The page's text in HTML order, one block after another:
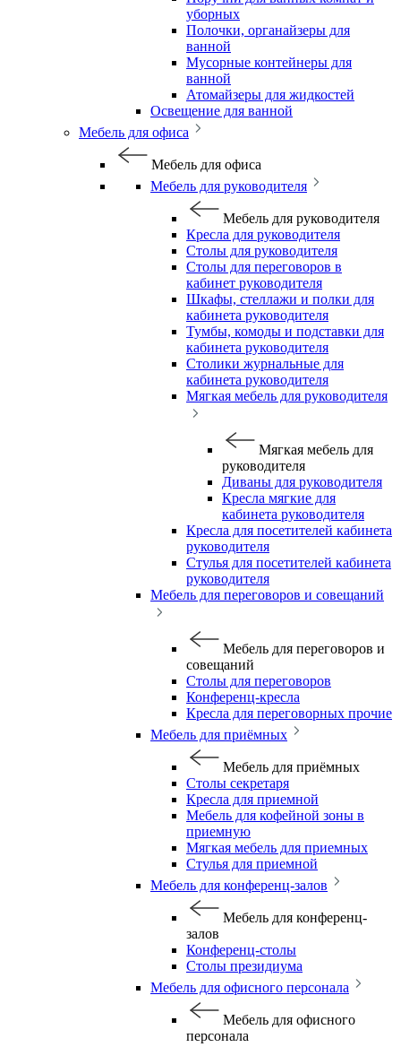
уборных
Полочки, органайзеры для
ванной
Мусорные контейнеры для
ванной
Атомайзеры для жидкостей
Освещение для ванной
Мебель для офиса
Мебель для офиса
Мебель для руководителя
Мебель для руководителя
Кресла для руководителя
Столы для руководителя
Столы для переговоров в
кабинет руководителя
Шкафы, стеллажи и полки для
кабинета руководителя
Тумбы, комоды и подставки для
кабинета руководителя
Столики журнальные для
кабинета руководителя
Мягкая мебель для руководителя
Мягкая мебель для
руководителя
Диваны для руководителя
Кресла мягкие для
кабинета руководителя
Кресла для посетителей кабинета
руководителя
Стулья для посетителей кабинета
руководителя
Мебель для переговоров и совещаний
Мебель для переговоров и
совещаний
Столы для переговоров
Конференц-кресла
Кресла для переговорных прочие
Мебель для приёмных
Мебель для приёмных
Столы секретаря
Кресла для приемной
Мебель для кофейной зоны в
приемную
Мягкая мебель для приемных
Стулья для приемной
Мебель для конференц-залов
Мебель для конференц-
залов
Конференц-столы
Столы президиума
Мебель для офисного персонала
Мебель для офисного
персонала